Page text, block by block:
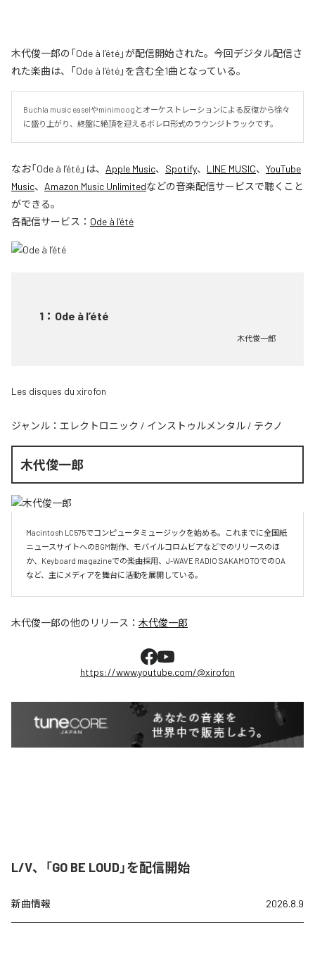
木代俊一郎の「Ode à l’été」が配信開始された。今回デジタル配信さ
れた楽曲は、「Ode à l’été」を含む全1曲となっている。
Buchla music easelやminimoogとオーケストレーションによる反復から徐々
に盛り上がり、終盤に絶頂を迎えるボレロ形式のラウンジトラックです。
なお「Ode à l’été」は、 Apple Music、 Spotify、 LINE MUSIC、 YouTube
Music、 Amazon Music Unlimitedなどの音楽配信サービスで聴くこと
ができる。
各配信サービス： Ode à l’été
1 ： Ode à l’été
木代俊一郎
Les disques du xirofon
ジャンル： エレクトロニック / インストゥルメンタル / テクノ
木代俊一郎
Macintosh LC575でコンピュータミュージックを始める。これまでに全国紙
ニュースサイトへのBGM制作、モバイルコロムビアなどでのリリースのほ
か、Keyboard magazineでの楽曲採用、J-WAVE RADIO SAKAMOTOでのOA
など、主にメディアを舞台に活動を展開している。
木代俊一郎の他のリリース： 木代俊一郎
https://www.youtube.com/@xirofon
L/V、「GO BE LOUD」を配信開始
新曲情報 2026.8.9